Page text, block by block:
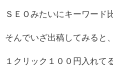
ＳＥＯみたいにキーワード
そんでいざ出稿してみると
１クリック１００円入れて